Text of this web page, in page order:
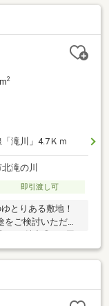
2
「滝川」4.7Ｋｍ
滝の川
即引渡し可
とりある敷地！
ご検討いただけ
を身近に感じられ
、車の出入りもし
滝川エリアで、
お気軽にお問い合